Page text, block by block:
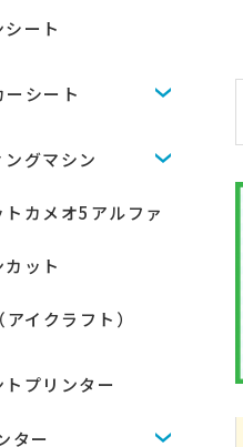
ート
ーシート
ングマシン
トカメオ5アルファ
ット
イクラフト）
トプリンター
ター